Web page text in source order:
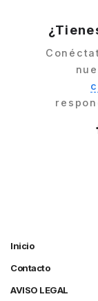
Inicio
Contacto
AVISO LEGAL